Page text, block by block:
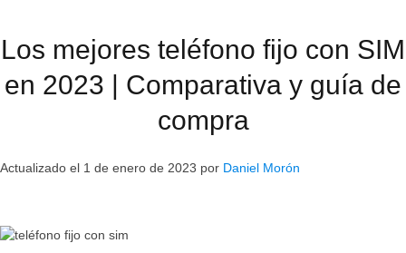
Los mejores teléfono fijo con SIM
en 2023 | Comparativa y guía de
compra
Actualizado el 1 de enero de 2023 por Daniel Morón